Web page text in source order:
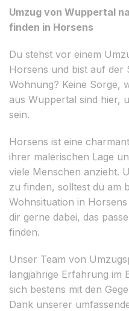
Umzug von Wuppertal
finden in Horsens
Du stehst vor einem
Horsens und bist auf der
Wohnung? Keine Sorge,
aus Wuppertal sind hier,
sein.
Horsens ist eine
ihrer malerischen Lage
viele Menschen anzieht.
zu finden, solltest du am
Wohnsituation in
dir gerne dabei, das
finden.
Unser Team von
langjährige Erfahrung im
sich bestens mit den
Dank unserer